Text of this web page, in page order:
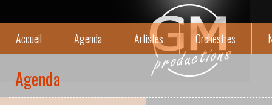
Accueil Agenda Artistes Orchestres
Agenda